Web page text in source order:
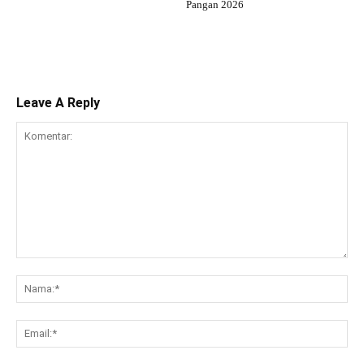
Pangan 2026
Leave A Reply